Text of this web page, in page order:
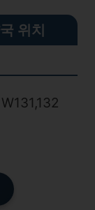
위치